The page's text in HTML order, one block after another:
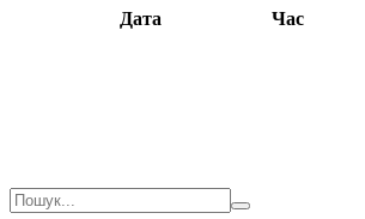
Дата Час